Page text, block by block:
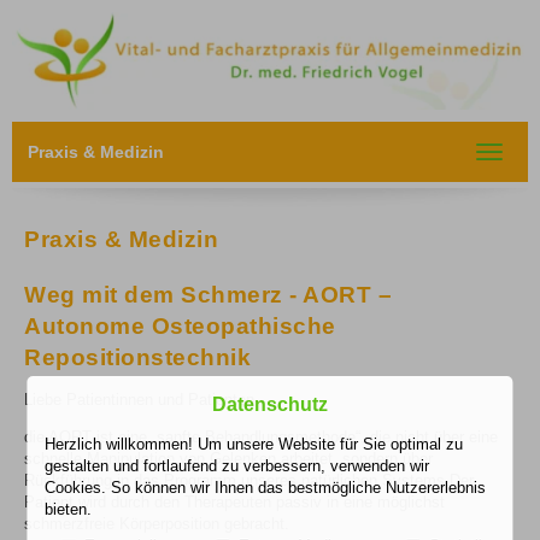
Praxis & Medizin
Toggle
Praxis & Medizin
Weg mit dem Schmerz - AORT –
Autonome Osteopathische
Repositionstechnik
Liebe Patientinnen und Patienten,
die AORT ist eine „sanfte Behandlungsmethode“, die nicht über eine
schnelle Manipulation von Gelenken arbeitet, sondern über
Rückführung in das Programm unseres natürlichen Systems.Der
Patient wird durch den Therapeuten passiv in eine möglichst
schmerzfreie Körperposition gebracht.
Datenschutz
Herzlich willkommen! Um unsere Website für Sie optimal zu
gestalten und fortlaufend zu verbessern, verwenden wir
Cookies. So können wir Ihnen das bestmögliche Nutzererlebnis
bieten.